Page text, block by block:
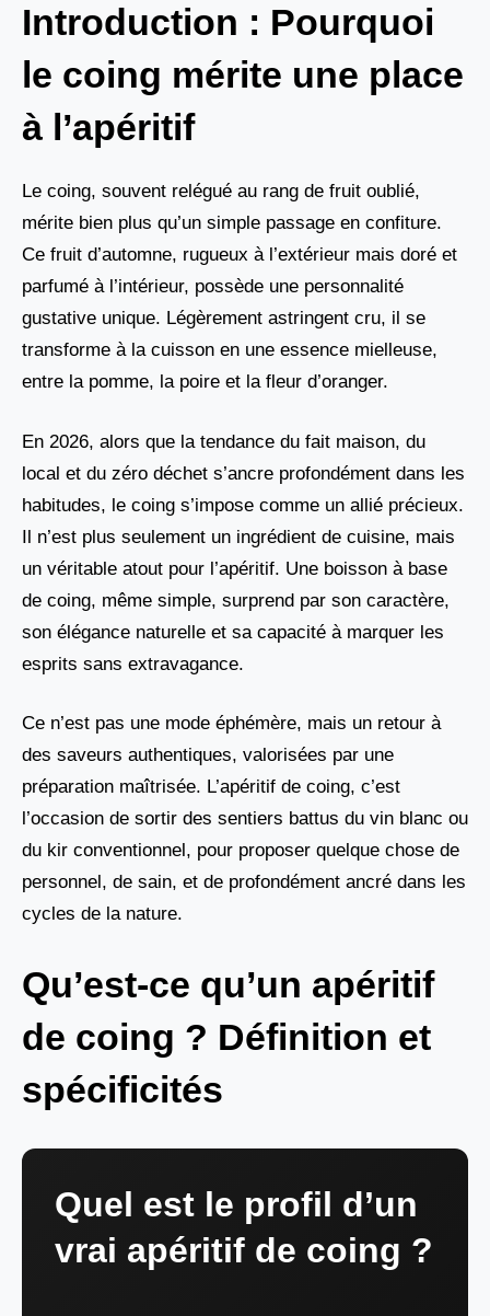
Introduction : Pourquoi
le coing mérite une place
à l’apéritif
Le coing, souvent relégué au rang de fruit oublié,
mérite bien plus qu’un simple passage en confiture.
Ce fruit d’automne, rugueux à l’extérieur mais doré et
parfumé à l’intérieur, possède une personnalité
gustative unique. Légèrement astringent cru, il se
transforme à la cuisson en une essence mielleuse,
entre la pomme, la poire et la fleur d’oranger.
En 2026, alors que la tendance du fait maison, du
local et du zéro déchet s’ancrе profondément dans les
habitudes, le coing s’impose comme un allié précieux.
Il n’est plus seulement un ingrédient de cuisine, mais
un véritable atout pour l’apéritif. Une boisson à base
de coing, même simple, surprend par son caractère,
son élégance naturelle et sa capacité à marquer les
esprits sans extravagance.
Ce n’est pas une mode éphémère, mais un retour à
des saveurs authentiques, valorisées par une
préparation maîtrisée. L’apéritif de coing, c’est
l’occasion de sortir des sentiers battus du vin blanc ou
du kir conventionnel, pour proposer quelque chose de
personnel, de sain, et de profondément ancré dans les
cycles de la nature.
Qu’est-ce qu’un apéritif
de coing ? Définition et
spécificités
Quel est le profil d’un
vrai apéritif de coing ?